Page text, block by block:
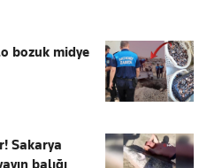
bozuk midye
Sakarya
balığı